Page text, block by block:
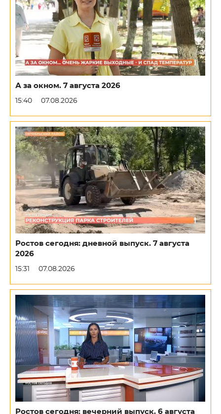
А за окном. 7 августа 2026
15:40 07.08.2026
Ростов сегодня: дневной выпуск. 7 августа
2026
15:31 07.08.2026
Ростов сегодня: вечерний выпуск. 6 августа